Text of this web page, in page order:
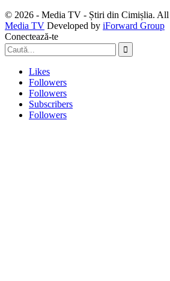
© 2026 - Media TV - Știri din Cimișlia. All
Media TV Developed by iForward Group
Conectează-te
Likes
Followers
Followers
Subscribers
Followers